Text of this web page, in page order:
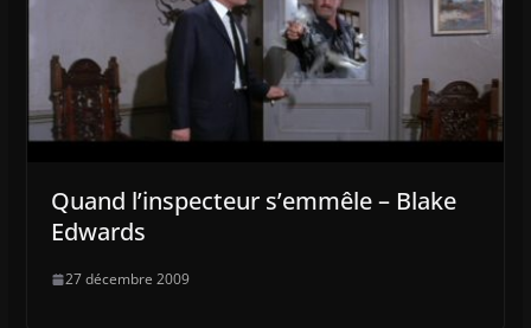
Quand l’inspecteur s’emmêle – Blake
Edwards
27 décembre 2009